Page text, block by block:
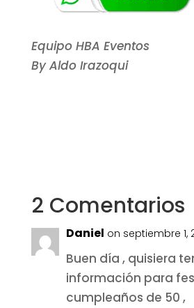
Equipo HBA Eventos
By Aldo Irazoqui
2 Comentarios
Daniel on septiembre 1,
Buen día , quisiera
información para
cumpleaños de 50 ,